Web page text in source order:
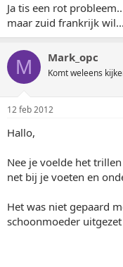
Ja tis een rot
maar zuid frankrijk
M Mark_opc
Komt weleens
12 feb 2012
Hallo,
Nee je voelde het
net bij je voeten en
Het was niet gepaard
schoonmoeder